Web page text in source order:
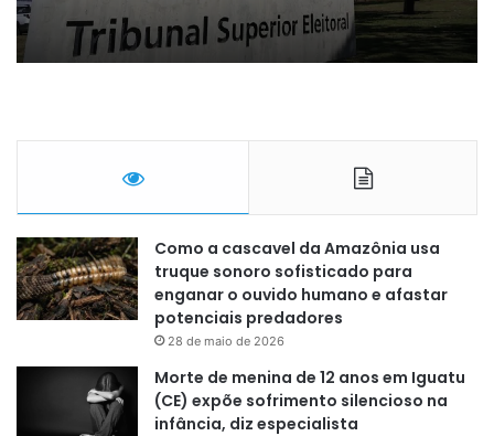
Como a cascavel da Amazônia usa
truque sonoro sofisticado para
enganar o ouvido humano e afastar
potenciais predadores
28 de maio de 2026
Morte de menina de 12 anos em Iguatu
(CE) expõe sofrimento silencioso na
infância, diz especialista